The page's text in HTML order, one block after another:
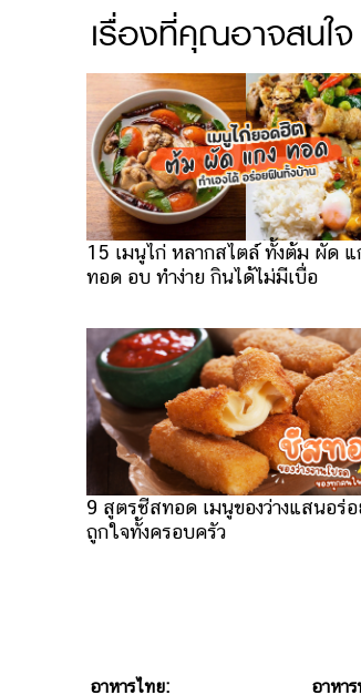
เรื่องที่คุณอาจสนใจ
15 เมนูไก่ หลากสไตล์ ทั้งต้ม ผัด แ
ทอด อบ ทำง่าย กินได้ไม่มีเบื่อ
9 สูตรชีสทอด เมนูของว่างแสนอร่
ถูกใจทั้งครอบครัว
อาหารไทย: อาหา